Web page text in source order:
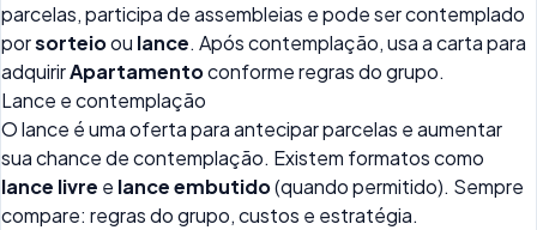
parcelas, participa de assembleias e pode ser contemplado
porsorteioou lance. Após contemplação, usa a carta para
adquirirApartamentoconforme regras do grupo.
Lance e contemplação
O lance é uma oferta para antecipar parcelas e aumentar
sua chance de contemplação. Existem formatos como
lance livre e lance embutido(quando permitido). Sempre
compare: regras do grupo, custos e estratégia.